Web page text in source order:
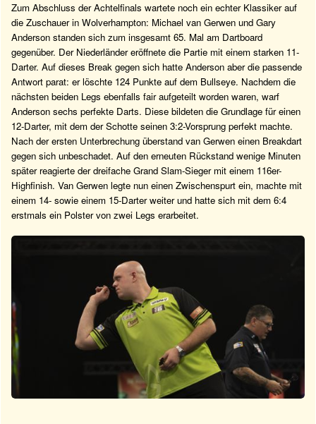
Zum Abschluss der Achtelfinals wartete noch ein echter Klassiker auf
die Zuschauer in Wolverhampton: Michael van Gerwen und Gary
Anderson standen sich zum insgesamt 65. Mal am Dartboard
gegenüber. Der Niederländer eröffnete die Partie mit einem starken 11-
Darter. Auf dieses Break gegen sich hatte Anderson aber die passende
Antwort parat: er löschte 124 Punkte auf dem Bullseye. Nachdem die
nächsten beiden Legs ebenfalls fair aufgeteilt worden waren, warf
Anderson sechs perfekte Darts. Diese bildeten die Grundlage für einen
12-Darter, mit dem der Schotte seinen 3:2-Vorsprung perfekt machte.
Nach der ersten Unterbrechung überstand van Gerwen einen Breakdart
gegen sich unbeschadet. Auf den erneuten Rückstand wenige Minuten
später reagierte der dreifache Grand Slam-Sieger mit einem 116er-
Highfinish. Van Gerwen legte nun einen Zwischenspurt ein, machte mit
einem 14- sowie einem 15-Darter weiter und hatte sich mit dem 6:4
erstmals ein Polster von zwei Legs erarbeitet.